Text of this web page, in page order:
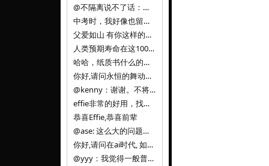
@不隔离说不了话：确实，一晃三年。
中考时，我好像也留言过的，可乐好像和我们考得差不多。 一晃三年，我们江苏24年，物化生612分，女孩。 其实高考只是长跑的
父爱如山 有你这样的父亲做后盾，可乐未来的路一定会走得踏实又精彩
人类预期寿命在这100年，每2-3年增长一岁，到你们这一代大概率能到100岁，46岁还是正当年,可能不是八九点中的太阳了，但还是1
哈哈，纸质书什么的目前没有打算和计划，微信读书我不太熟悉，研究看看。目前，我只发在自己博客和起点上。关于小说内容方面，谢谢你的建议
你好,请问永恒的舞动什么时候可以出版纸质书,或者登陆微信读书.另外小说内容能不能更大气一些,不要只是局限于与一对男女的爱情和ai安
@kenny：谢谢。不将GIF显示为动图，主要是考虑到Effie本身的“极简、无干扰”的设计哲学，动图无疑是“干扰”之一。
effie非常的好用，找了很多年，终于找到这款，已经推荐给身边不少朋友使用和付费。有个小建议，文档里面是否可以增加gif的动图显示
恭喜Effie,恭喜前辈
@ase: 这么大的问题，我觉得我并没有答案。又或者说，每个人（公司）有自己的答案。
你好,请问在ai时代, 如何做软件. 是像以前那样,先构建软件的功能界面和服务,比如Office,嘀嘀打车,airbnb那样的界面
@yyy：我觉得一般普通人（非技术类以及非AI专业领域的人）会接触到的大语言模型肯定是大厂的超级模型。开源模型以后会更多被用在垂直